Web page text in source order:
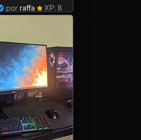
por raffa XP: 8